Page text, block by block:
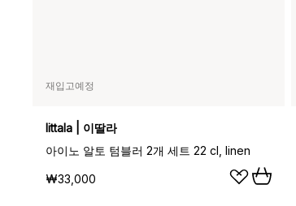
재입고예정
Iittala | 이딸라
아이노 알토 텀블러 2개 세트 22 cl, linen
₩33,000